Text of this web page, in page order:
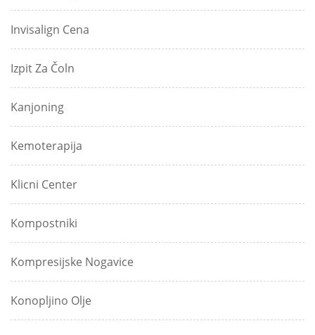
Invisalign Cena
Izpit Za Čoln
Kanjoning
Kemoterapija
Klicni Center
Kompostniki
Kompresijske Nogavice
Konopljino Olje